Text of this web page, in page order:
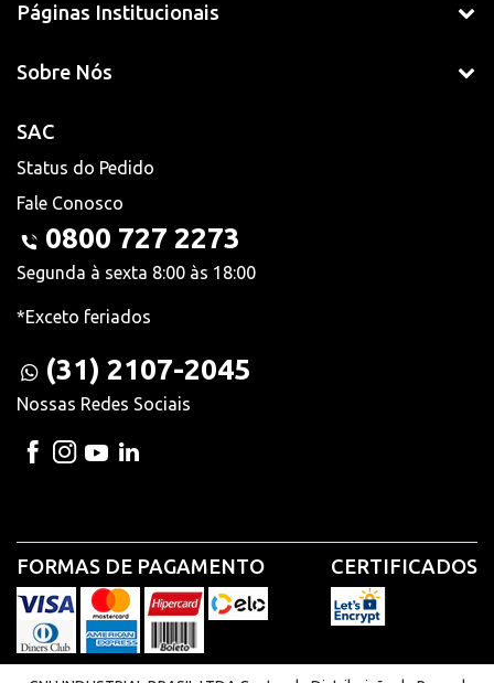
Páginas Institucionais
Sobre Nós
SAC
Status do Pedido
Fale Conosco
0800 727 2273
Segunda à sexta 8:00 às 18:00
*Exceto feriados
(31) 2107-2045
Nossas Redes Sociais
FORMAS DE PAGAMENTO CERTIFICADOS